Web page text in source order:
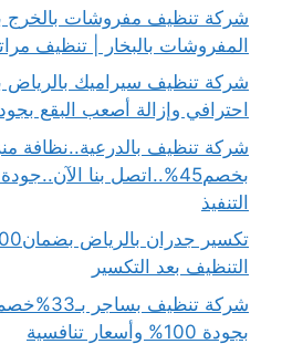
المفروشات بالبخار | تنظيف
احترافي وإزالة أصعب البقع بجوده100% اتصل
شركة تنظيف بالدرعية..نظافة
بخصم45%..اتصل بنا
التنفيذ
التنظيف بعد التكسير
شركة
بجودة 100% وأسعار تنافسية